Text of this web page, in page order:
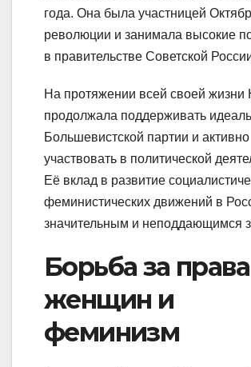
года. Она была участницей
революции и занимала высокие
в правительстве Советской
На протяжении всей своей жизни
продолжала поддерживать
Большевистской партии и активно
участвовать в политической
Её вклад в развитие
феминистических движений в
значительным и неподдающимся
Борьба за права
женщин и
феминизм